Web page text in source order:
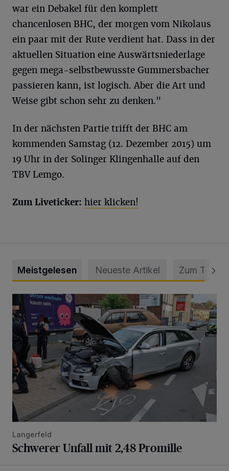
war ein Debakel für den komplett
chancenlosen BHC, der morgen vom Nikolaus
ein paar mit der Rute verdient hat. Dass in der
aktuellen Situation eine Auswärtsniederlage
gegen mega-selbstbewusste Gummersbacher
passieren kann, ist logisch. Aber die Art und
Weise gibt schon sehr zu denken."
In der nächsten Partie trifft der BHC am
kommenden Samstag (12. Dezember 2015) um
19 Uhr in der Solinger Klingenhalle auf den
TBV Lemgo.
Zum Liveticker: hier klicken!
Meistgelesen Neueste Artikel Zum Thema
Schwerer Unfall mit 2,48 Promille
Langerfeld
Schwerer Unfall mit 2,48 Promille